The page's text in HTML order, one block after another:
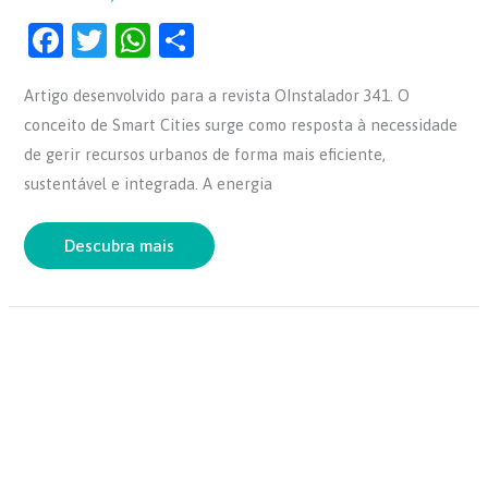
F
c
e
b
o
o
T
itt
er
W
at
s
A
p
p
ar
e
Artigo desenvolvido para a revista OInstalador 341. O
conceito de Smart Cities surge como resposta à necessidade
de gerir recursos urbanos de forma mais eficiente,
sustentável e integrada. A energia
Descubra mais